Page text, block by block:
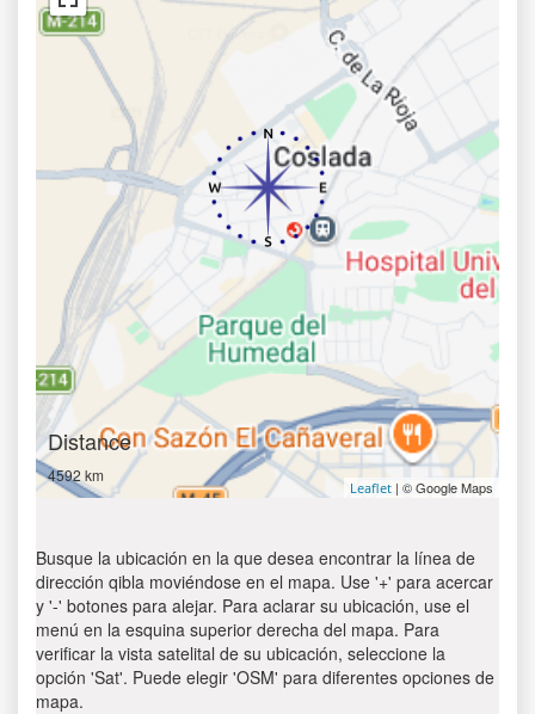
Distance
4592 km
Leaflet | © Google Maps
Busque la ubicación en la que desea encontrar la línea de
dirección qibla moviéndose en el mapa. Use '+' para acercar
y '-' botones para alejar. Para aclarar su ubicación, use el
menú en la esquina superior derecha del mapa. Para
verificar la vista satelital de su ubicación, seleccione la
opción 'Sat'. Puede elegir 'OSM' para diferentes opciones de
mapa.